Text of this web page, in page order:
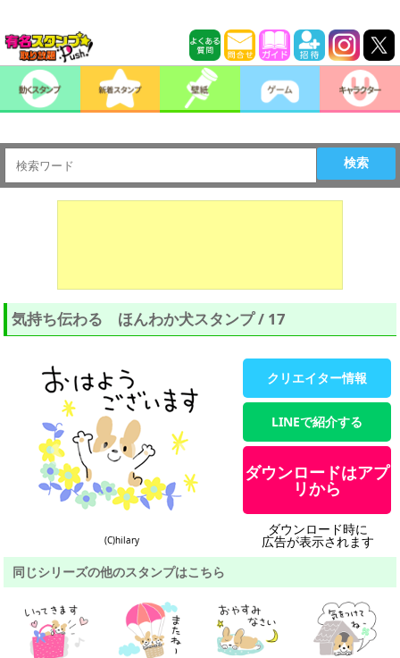
検索
気持ち伝わる ほんわか犬スタンプ / 17
(C)hilary
クリエイター情報
LINEで紹介する
ダウンロードはアプ
リから
ダウンロード時に
広告が表示されます
同じシリーズの他のスタンプはこちら